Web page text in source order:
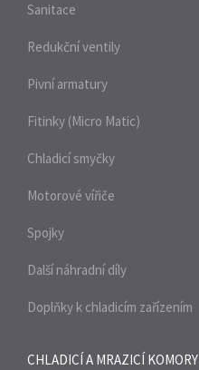
Sanitace
Redukční ventily
Pivní armatury
Fitinky (Micro Matic)
Chladicí smyčky
Motorové vířiče
Spojky
Další náhradní díly
Doplňky k chladicím zařízením
CHLADICÍ A MRAZICÍ KOMORY